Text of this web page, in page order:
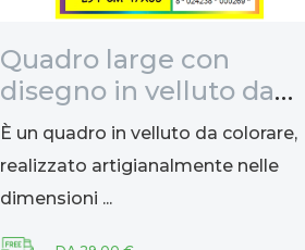
Quadro large con
disegno in velluto da
colorare: Lupo, 47x35cm
È un quadro in velluto da colorare,
realizzato artigianalmente nelle
dimensioni ...